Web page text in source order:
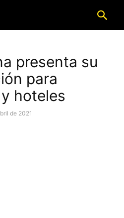
presenta su
para
hoteles
de 2021